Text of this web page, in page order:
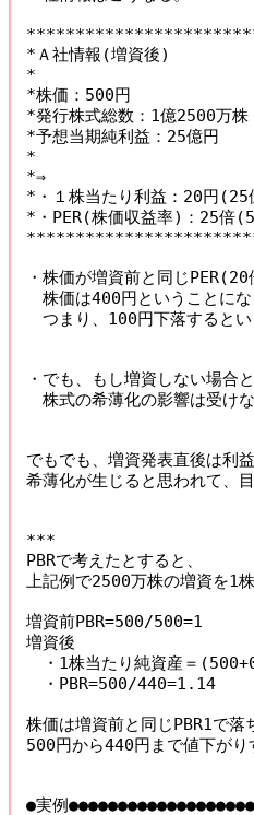
*Ａ社情報(増資後)
*
*株価：500円
*発行株式総数：1億2500万株
*予想当期純利益：25億円
*
*⇒
*・１株当たり利益：20円
*・PER(株価収益率)：25倍
・株価が増資前と同じ
株価は400円ということにな
つまり、100円下落すると
・でも、もし増資しない場合
株式の希薄化の影響は受け
でもでも、増資発表直後は利
希薄化が生じると思われて、
***
PBRで考えたとすると、
上記例で2500万株の増資を1
増資前PBR=500/500=1
増資後
・1株当たり純資産＝
・PBR=500/440=1.14
株価は増資前と同じPBR1で落
500円から440円まで値下がり